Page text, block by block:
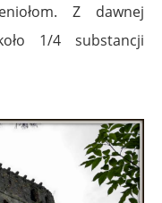
Z dawnej
1/4 substancji